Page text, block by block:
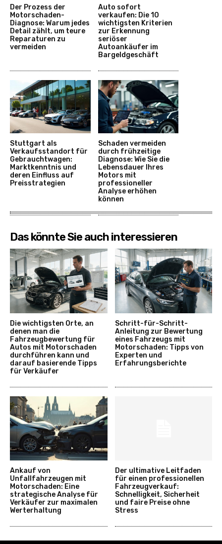
Der Prozess der
Motorschaden-
Diagnose: Warum jedes
Detail zählt, um teure
Reparaturen zu
vermeiden
Auto sofort
verkaufen: Die 10
wichtigsten Kriterien
zur Erkennung
seriöser
Autoankäufer im
Bargeldgeschäft
Stuttgart als
Verkaufsstandort für
Gebrauchtwagen:
Marktkenntnis und
deren Einfluss auf
Preisstrategien
Schaden vermeiden
durch frühzeitige
Diagnose: Wie Sie die
Lebensdauer Ihres
Motors mit
professioneller
Analyse erhöhen
können
Das könnte Sie auch interessieren
Die wichtigsten Orte, an
denen man die
Fahrzeugbewertung für
Autos mit Motorschaden
durchführen kann und
darauf basierende Tipps
für Verkäufer
Schritt-für-Schritt-
Anleitung zur Bewertung
eines Fahrzeugs mit
Motorschaden: Tipps von
Experten und
Erfahrungsberichte
Ankauf von
Unfallfahrzeugen mit
Motorschaden: Eine
strategische Analyse für
Verkäufer zur maximalen
Werterhaltung
Der ultimative Leitfaden
für einen professionellen
Fahrzeugverkauf:
Schnelligkeit, Sicherheit
und faire Preise ohne
Stress